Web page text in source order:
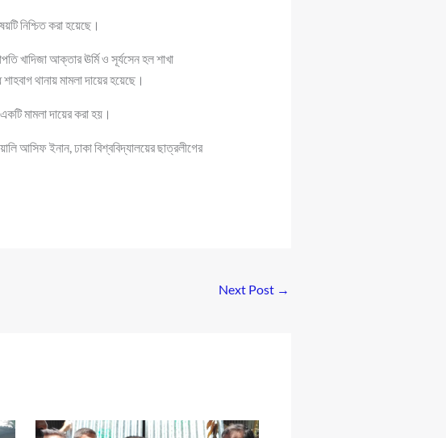
নিশ্চিত করা হয়েছে।
খাদিজা আক্তার ঊর্মি ও সূর্যসেন হল শাখা
থানায় মামলা দায়ের হয়েছে।
মামলা দায়ের করা হয়।
আসিফ ইনান, ঢাকা বিশ্ববিদ্যালয়ের ছাত্রলীগের
Next Post →